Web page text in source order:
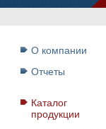
О компании
Отчеты
Каталог
продукции